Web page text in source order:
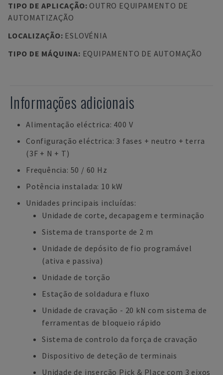
TIPO DE APLICAÇÃO: OUTRO EQUIPAMENTO DE
AUTOMATIZAÇÃO
LOCALIZAÇÃO: ESLOVÉNIA
TIPO DE MÁQUINA: EQUIPAMENTO DE AUTOMAÇÃO
Informações adicionais
Alimentação eléctrica: 400 V
Configuração eléctrica: 3 fases + neutro + terra
(3F + N + T)
Frequência: 50 / 60 Hz
Potência instalada: 10 kW
Unidades principais incluídas:
Unidade de corte, decapagem e terminação
Sistema de transporte de 2 m
Unidade de depósito de fio programável
(ativa e passiva)
Unidade de torção
Estação de soldadura e fluxo
Unidade de cravação - 20 kN com sistema de
ferramentas de bloqueio rápido
Sistema de controlo da força de cravação
Dispositivo de deteção de terminais
Unidade de inserção Pick & Place com 3 eixos